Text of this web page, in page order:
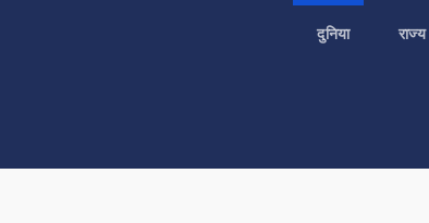
दुनिया राज्य